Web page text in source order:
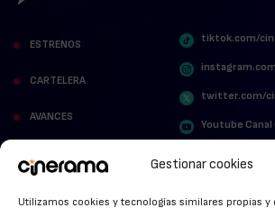
Gestionar cookies
Utilizamos cookies y tecnologías similares propias y
ESTRENOS
CARTELERA
AVANCES
tiktok.com/
twitter.com/
Youtube Canal